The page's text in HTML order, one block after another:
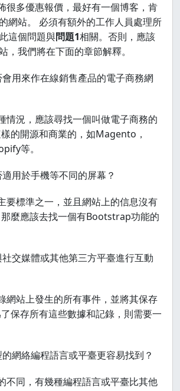
很多優惠報價，最好有一個博客，肯
網站。 必須有額外的工作人員處理所
這個問題與問題1相關。否則，應該
，我們將在下面的章節解釋。
用來作在線銷售產品的電子商務網
情況，應該尋找一個叫做電子商務的
的開源和商業的，如Magento，
等。
用於手機等不同的屏幕？
要標準之一，並且網站上的信息沒有
麼應該去找一個有Bootstrap功能的
交媒體或其他第三方平臺進行互動
網站上發生的所有事件，並將其保存
保存所有這些數據和記錄，則需要一
網絡編程語言或平臺更容易找到？
不同，有幾種編程語言或平臺比其他